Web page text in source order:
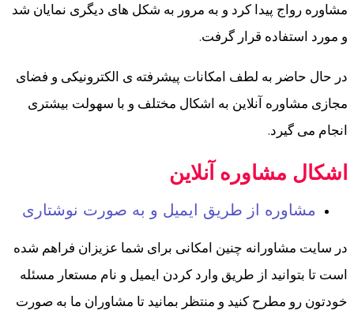
مشاوره رواج پیدا کرد و به مرور به شکل های دیگری نمایان شد
و مورد استفاده قرار گرفت.
در حال حاضر به لطف امکانات پیشرفته ی الکترونیکی و فضای
مجازی مشاوره آنلاین به اشکال مختلف و با سهولت بیشتری
انجام می گیرد.
اشکال مشاوره آنلاین
مشاوره از طریق ایمیل و به صورت نوشتاری
در سایت مشاورانه چنین امکانی برای شما عزیزان فراهم شده
است تا بتوانید از طریق وارد کردن ایمیل و نام مستعار مسئله
خودتون رو مطرح کنید و منتظر بمانید تا مشاوران ما به صورت